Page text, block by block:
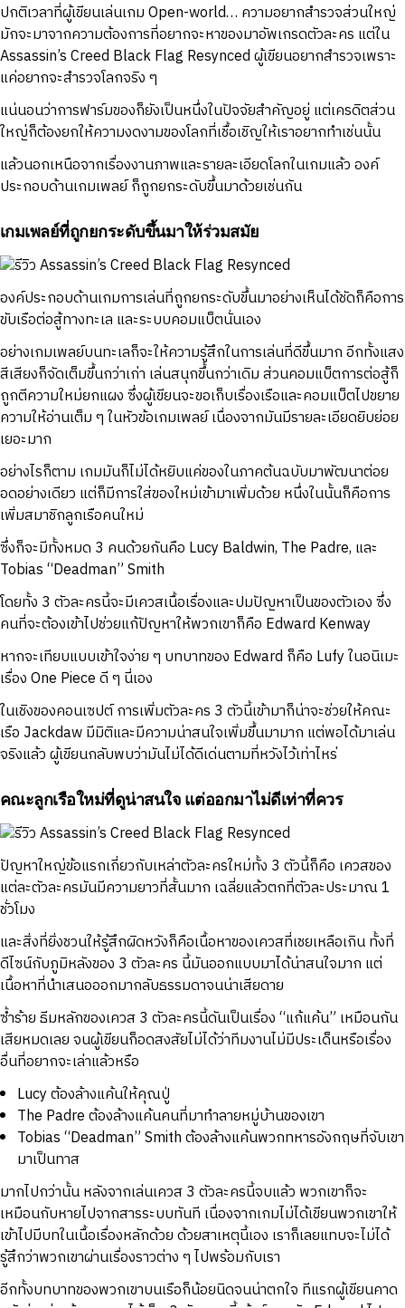
ปกติเวลาที่ผู้เขียนเล่นเกม Open-world… ความอยากสำรวจส่วนใหญ่
มักจะมาจากความต้องการที่อยากจะหาของมาอัพเกรดตัวละคร แต่ใน
Assassin’s Creed Black Flag Resynced ผู้เขียนอยากสำรวจเพราะ
แค่อยากจะสำรวจโลกจริง ๆ
แน่นอนว่าการฟาร์มของก็ยังเป็นหนึ่งในปัจจัยสำคัญอยู่ แต่เครดิตส่วน
ใหญ่ก็ต้องยกให้ความงดงามของโลกที่เชื้อเชิญให้เราอยากทำเช่นนั้น
แล้วนอกเหนือจากเรื่องงานภาพและรายละเอียดโลกในเกมแล้ว องค์
ประกอบด้านเกมเพลย์ ก็ถูกยกระดับขึ้นมาด้วยเช่นกัน
เกมเพลย์ที่ถูกยกระดับขึ้นมาให้ร่วมสมัย
องค์ประกอบด้านเกมการเล่นที่ถูกยกระดับขึ้นมาอย่างเห็นได้ชัดก็คือการ
ขับเรือต่อสู้ทางทะเล และระบบคอมแบ็ตนั่นเอง
อย่างเกมเพลย์บนทะเลก็จะให้ความรู้สึกในการเล่นที่ดีขึ้นมาก อีกทั้งแสง
สีเสียงก็จัดเต็มขึ้นกว่าเก่า เล่นสนุกขึ้นกว่าเดิม ส่วนคอมแบ็ตการต่อสู้ก็
ถูกตีความใหม่ยกแผง ซึ่งผู้เขียนจะขอเก็บเรื่องเรือและคอมแบ็ตไปขยาย
ความให้อ่านเต็ม ๆ ในหัวข้อเกมเพลย์ เนื่องจากมันมีรายละเอียดยิบย่อย
เยอะมาก
อย่างไรก็ตาม เกมมันก็ไม่ได้หยิบแค่ของในภาคต้นฉบับมาพัฒนาต่อย
อดอย่างเดียว แต่ก็มีการใส่ของใหม่เข้ามาเพิ่มด้วย หนึ่งในนั้นก็คือการ
เพิ่มสมาชิกลูกเรือคนใหม่
ซึ่งก็จะมีทั้งหมด 3 คนด้วยกันคือ Lucy Baldwin, The Padre, และ
Tobias “Deadman” Smith
โดยทั้ง 3 ตัวละครนี้จะมีเควสเนื้อเรื่องและปมปัญหาเป็นของตัวเอง ซึ่ง
คนที่จะต้องเข้าไปช่วยแก้ปัญหาให้พวกเขาก็คือ Edward Kenway
หากจะเทียบแบบเข้าใจง่าย ๆ บทบาทของ Edward ก็คือ Lufy ในอนิเมะ
เรื่อง One Piece ดี ๆ นี่เอง
ในเชิงของคอนเซปต์ การเพิ่มตัวละคร 3 ตัวนี้เข้ามาก็น่าจะช่วยให้คณะ
เรือ Jackdaw มีมิติและมีความน่าสนใจเพิ่มขึ้นมามาก แต่พอได้มาเล่น
จริงแล้ว ผู้เขียนกลับพบว่ามันไม่ได้ดีเด่นตามที่หวังไว้เท่าไหร่
คณะลูกเรือใหม่ที่ดูน่าสนใจ แต่ออกมาไม่ดีเท่าที่ควร
ปัญหาใหญ่ข้อแรกเกี่ยวกับเหล่าตัวละครใหม่ทั้ง 3 ตัวนี้ก็คือ เควสของ
แต่ละตัวละครมันมีความยาวที่สั้นมาก เฉลี่ยแล้วตกที่ตัวละประมาณ 1
ชั่วโมง
และสิ่งที่ยิ่งชวนให้รู้สึกผิดหวังก็คือเนื้อหาของเควสที่เชยเหลือเกิน ทั้งที่
ดีไซน์กับภูมิหลังของ 3 ตัวละคร นี้มันออกแบบมาได้น่าสนใจมาก แต่
เนื้อหาที่นำเสนอออกมากลับธรรมดาจนน่าเสียดาย
ซ้ำร้าย ธีมหลักของเควส 3 ตัวละครนี้ดันเป็นเรื่อง “แก้แค้น” เหมือนกัน
เสียหมดเลย จนผู้เขียนก็อดสงสัยไม่ได้ว่าทีมงานไม่มีประเด็นหรือเรื่อง
อื่นที่อยากจะเล่าแล้วหรือ
Lucy ต้องล้างแค้นให้คุณปู่
The Padre ต้องล้างแค้นคนที่มาทำลายหมู่บ้านของเขา
Tobias “Deadman” Smith ต้องล้างแค้นพวกทหารอังกฤษที่จับเขา
มาเป็นทาส
มากไปกว่านั้น หลังจากเล่นเควส 3 ตัวละครนี้จบแล้ว พวกเขาก็จะ
เหมือนกับหายไปจากสารระบบทันที เนื่องจากเกมไม่ได้เขียนพวกเขาให้
เข้าไปมีบทในเนื้อเรื่องหลักด้วย ด้วยสาเหตุนี้เอง เราก็เลยแทบจะไม่ได้
รู้สึกว่าพวกเขาผ่านเรื่องราวต่าง ๆ ไปพร้อมกับเรา
อีกทั้งบทบาทของพวกเขาบนเรือก็น้อยนิดจนน่าตกใจ ทีแรกผู้เขียนคาด